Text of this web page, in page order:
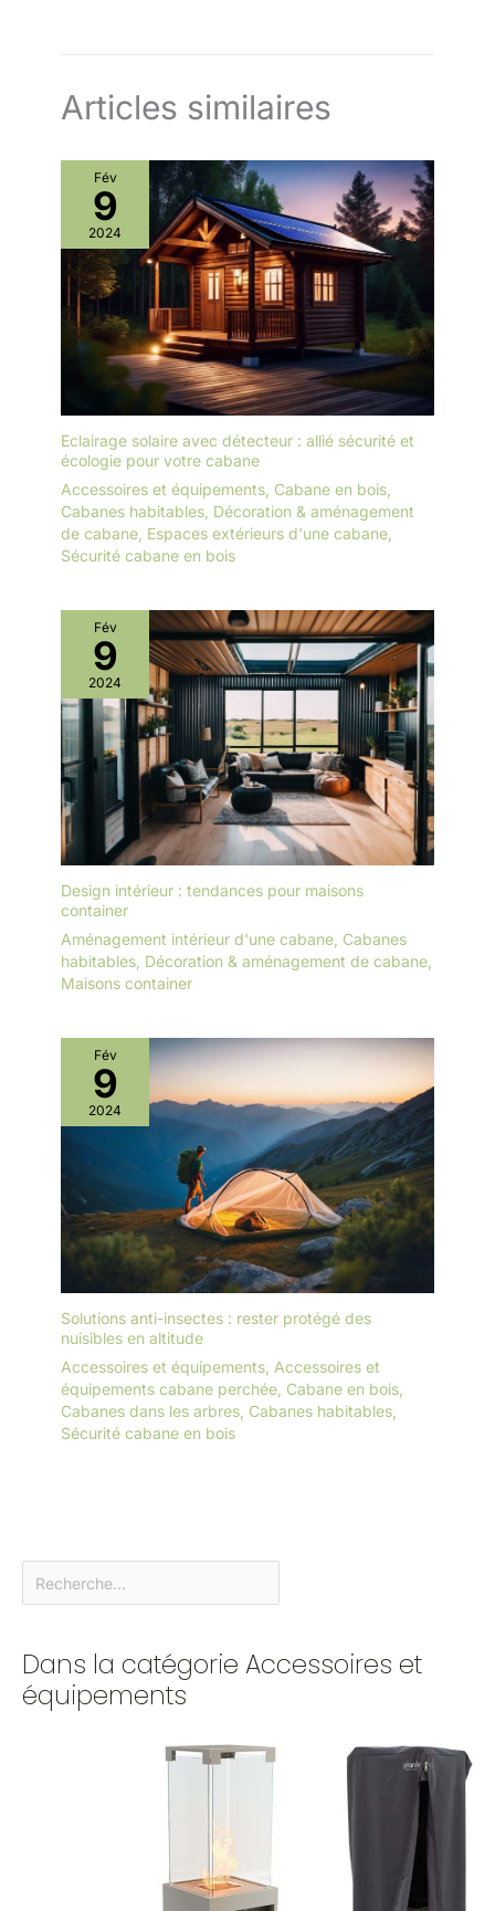
Articles similaires
Fév
9
2024
Eclairage solaire avec détecteur : allié sécurité et
écologie pour votre cabane
Accessoires et équipements Cabane en bois
Cabanes habitables Décoration & aménagement
de cabane Espaces extérieurs d'une cabane
Sécurité cabane en bois
Fév
9
2024
Design intérieur : tendances pour maisons
container
Aménagement intérieur d'une cabane Cabanes
habitables Décoration & aménagement de cabane
Maisons container
Fév
9
2024
Solutions anti-insectes : rester protégé des
nuisibles en altitude
Accessoires et équipements, Accessoires et
équipements cabane perchée, Cabane en bois,
Cabanes dans les arbres, Cabanes habitables,
Sécurité cabane en bois
Dans la catégorie Accessoires et
équipements